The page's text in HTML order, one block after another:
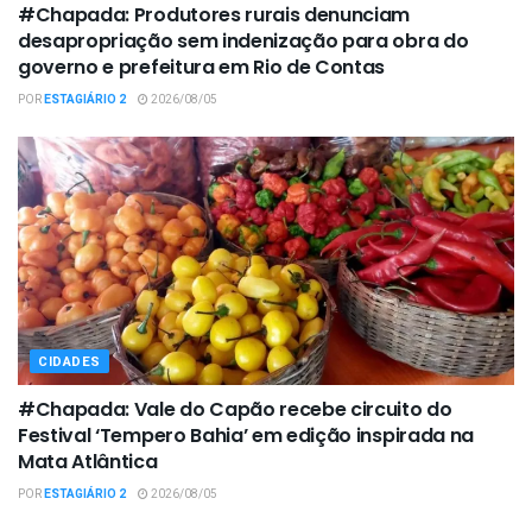
#Chapada: Produtores rurais denunciam
desapropriação sem indenização para obra do
governo e prefeitura em Rio de Contas
PORESTAGIÁRIO 2 2026/08/05
CIDADES
#Chapada: Vale do Capão recebe circuito do
Festival ‘Tempero Bahia’ em edição inspirada na
Mata Atlântica
PORESTAGIÁRIO 2 2026/08/05